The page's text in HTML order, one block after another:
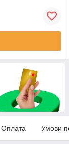
Оплата Умови